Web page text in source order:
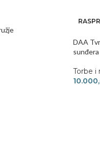
DAA
sunđera
Torbe i